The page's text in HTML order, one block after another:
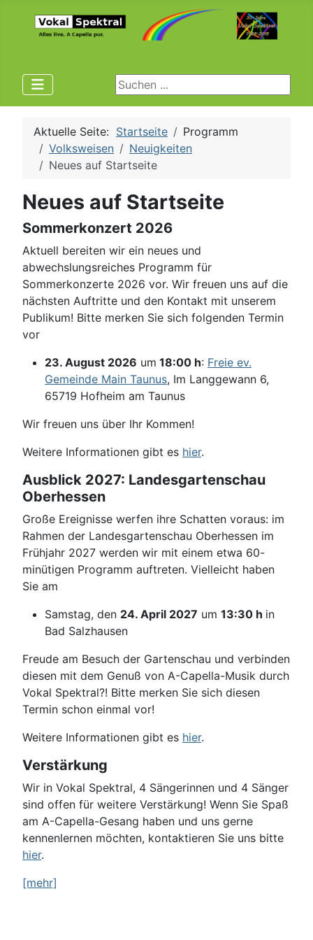
Suchen ...
Aktuelle Seite: Startseite
Programm
Volksweisen
Neuigkeiten
Neues auf Startseite
Neues auf Startseite
Sommerkonzert 2026
Aktuell bereiten wir ein neues und
abwechslungsreiches Programm für
Sommerkonzerte 2026 vor. Wir freuen uns auf die
nächsten Auftritte und den Kontakt mit unserem
Publikum! Bitte merken Sie sich folgenden Termin
vor
23. August 2026 um 18:00 h: Freie ev.
Gemeinde Main Taunus, Im Langgewann 6,
65719 Hofheim am Taunus
Wir freuen uns über Ihr Kommen!
Weitere Informationen gibt es hier.
Ausblick 2027: Landesgartenschau
Oberhessen
Große Ereignisse werfen ihre Schatten voraus: im
Rahmen der Landesgartenschau Oberhessen im
Frühjahr 2027 werden wir mit einem etwa 60-
minütigen Programm auftreten. Vielleicht haben
Sie am
Samstag, den 24. April 2027 um 13:30 h in
Bad Salzhausen
Freude am Besuch der Gartenschau und verbinden
diesen mit dem Genuß von A-Capella-Musik durch
Vokal Spektral?! Bitte merken Sie sich diesen
Termin schon einmal vor!
Weitere Informationen gibt es hier.
Verstärkung
Wir in Vokal Spektral, 4 Sängerinnen und 4 Sänger
sind offen für weitere Verstärkung! Wenn Sie Spaß
am A-Capella-Gesang haben und uns gerne
kennenlernen möchten, kontaktieren Sie uns bitte
hier.
[mehr]